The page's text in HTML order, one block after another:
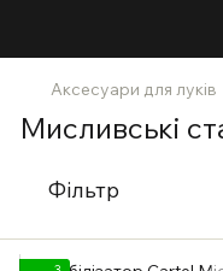
Аксесуари для луків
Мисливські
Фільтр